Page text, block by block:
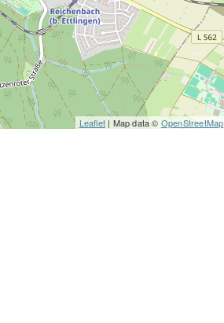
Leaflet| Map data © OpenStreetMap